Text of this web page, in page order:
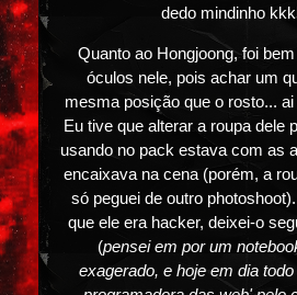
dedo mindinho
Quanto ao Hongjoong, foi
óculos nele, pois achar um
mesma posição que o rosto...
Eu tive que alterar a roupa dele
usando no pack estava com as
encaixava na cena (porém, a
só peguei de outro
que ele era hacker, deixei-o
(pensei em por um
exagerado, e hoje em dia